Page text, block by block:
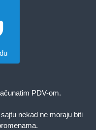
PDV-om.
nekad ne moraju biti